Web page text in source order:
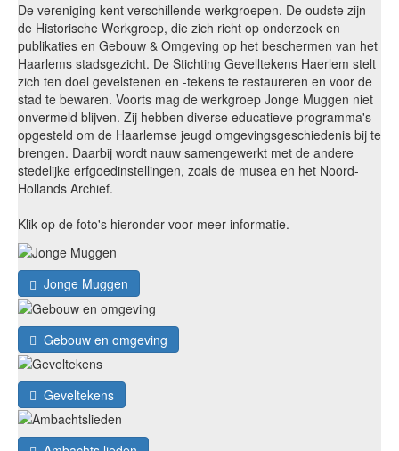
De vereniging kent verschillende werkgroepen. De oudste zijn
de Historische Werkgroep, die zich richt op onderzoek en
publikaties en Gebouw & Omgeving op het beschermen van het
Haarlems stadsgezicht. De Stichting Gevelltekens Haerlem stelt
zich ten doel gevelstenen en -tekens te restaureren en voor de
stad te bewaren. Voorts mag de werkgroep Jonge Muggen niet
onvermeld blijven. Zij hebben diverse educatieve programma's
opgesteld om de Haarlemse jeugd omgevingsgeschiedenis bij te
brengen. Daarbij wordt nauw samengewerkt met de andere
stedelijke erfgoedinstellingen, zoals de musea en het Noord-
Hollands Archief.
Klik op de foto's hieronder voor meer informatie.
Jonge Muggen
Gebouw en omgeving
Geveltekens